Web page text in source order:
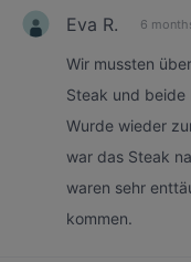
Eva R. 6
Wir mussten
Steak und beide
Wurde wieder
war das Steak
waren sehr
kommen.